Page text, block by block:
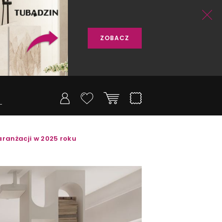
ZOBACZ
w 2025 roku